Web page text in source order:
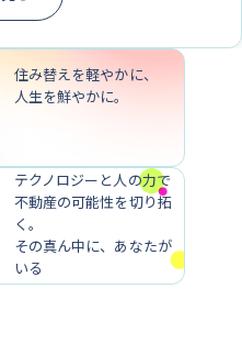
住み替えを軽やかに、
人生を鮮やかに。
テクノロジーと人の力で
不動産の可能性を切り拓
く。
その真ん中に、あなたが
いる